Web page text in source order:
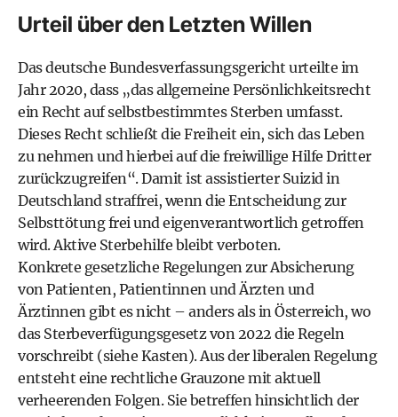
Urteil über den Letzten Willen
Das deutsche Bundesverfassungsgericht urteilte im
Jahr 2020, dass „das allgemeine Persönlichkeitsrecht
ein Recht auf selbstbestimmtes Sterben umfasst.
Dieses Recht schließt die Freiheit ein, sich das Leben
zu nehmen und hierbei auf die freiwillige Hilfe Dritter
zurückzugreifen“. Damit ist assistierter Suizid in
Deutschland straffrei, wenn die Entscheidung zur
Selbsttötung frei und eigenverantwortlich getroffen
wird. Aktive Sterbehilfe bleibt verboten.
Konkrete gesetzliche Regelungen zur Absicherung
von Patienten, Patientinnen und Ärzten und
Ärztinnen gibt es nicht – anders als in Österreich, wo
das Sterbeverfügungsgesetz von 2022 die Regeln
vorschreibt (siehe Kasten). Aus der liberalen Regelung
entsteht eine rechtliche Grauzone mit aktuell
verheerenden Folgen. Sie betreffen hinsichtlich der